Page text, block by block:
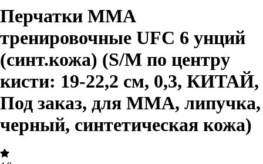
Перчатки MMA
тренировочные UFC 6 унций
(синт.кожа) (S/M по центру
кисти: 19-22,2 см, 0,3, КИТАЙ,
Под заказ, для ММА, липучка,
черный, синтетическая кожа)